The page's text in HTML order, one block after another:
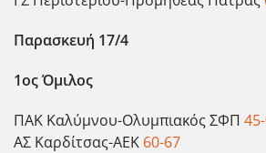
Παρασκευή 17/4
1ος Όμιλος
ΠΑΚ Καλύμνου-Ολυμπιακός ΣΦΠ
ΑΣ Καρδίτσας-ΑΕΚ 60-67